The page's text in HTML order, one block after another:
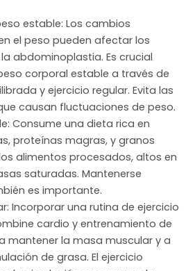
estable: Los cambios
el peso pueden afectar los
abdominoplastia. Es crucial
corporal estable a través de
y ejercicio regular. Evita las
causan fluctuaciones de peso.
Consume una dieta rica en
proteínas magras, y granos
alimentos procesados, altos en
saturadas. Mantenerse
es importante.
Incorporar una rutina de ejercicio
cardio y entrenamiento de
mantener la masa muscular y a
de grasa. El ejercicio